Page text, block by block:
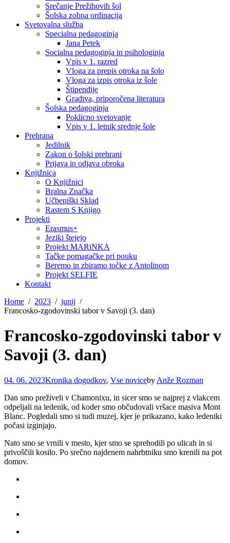
Srečanje Prežihovih šol
Šolska zobna ordinacija
Svetovalna služba
Specialna pedagoginja
Jana Petek
Socialna pedagoginja in psihologinja
Vpis v 1. razred
Vloga za prepis otroka na šolo
Vloga za izpis otroka iz šole
Štipendije
Gradiva, priporočena literatura
Šolska pedagoginja
Poklicno svetovanje
Vpis v 1. letnik srednje šole
Prehrana
Jedilnik
Zakon o šolski prehrani
Prijava in odjava obroka
Knjižnica
O Knjižnici
Bralna Značka
Učbeniški Sklad
Rastem S Knjigo
Projekti
Erasmus+
Jeziki štejejo
Projekt MARiNKA
Tačke pomagačke pri pouku
Beremo in zbiramo točke z Antolinom
Projekt SELFIE
Kontakt
Home
2023
junij
Francosko-zgodovinski tabor v Savoji (3. dan)
Francosko-zgodovinski tabor v
Savoji (3. dan)
04. 06. 2023Kronika dogodkov, Vse noviceby Anže Rozman
Dan smo preživeli v Chamonixu, in sicer smo se najprej z vlakcem
odpeljali na ledenik, od koder smo občudovali vršace masiva Mont
Blanc. Pogledali smo si tudi muzej, kjer je prikazano, kako ledeniki
počasi izginjajo.
Nato smo se vrnili v mesto, kjer smo se sprehodili po ulicah in si
privoščili kosilo. Po srečno najdenem nahrbtniku smo krenili na pot
domov.